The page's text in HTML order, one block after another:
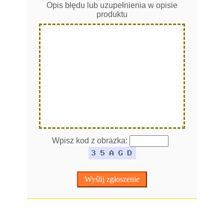
Opis błędu lub uzupełnienia w opisie
produktu
Wpisz kod z obrazka: